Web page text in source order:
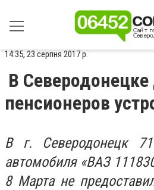
14:35, 23 серпня 2017 р.
В Северодонецке
пенсионеров
В г. Северодонецк
автомобиля «ВАЗ
8 Марта не